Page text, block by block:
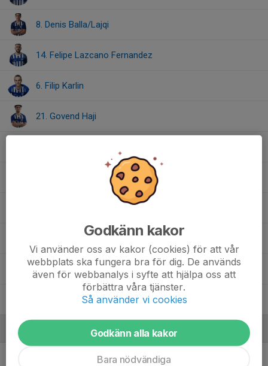
8. Denis Balla/Lajqi
14. Felipe Lazcano Fernandez
6. Filip Karlin
21. Govend Haji
16. Kid Bergqvist Månskär
Raman Nerwai
18. Tim Johansson
12. Tim Kenty
Ledare
Gustav BackelundMålvaktstränare
Godkänn kakor
Vi använder oss av kakor (cookies) för att vår
webbplats ska fungera bra för dig. De används
även för webbanalys i syfte att hjälpa oss att
förbättra våra tjänster.
Så använder vi cookies
Godkänn alla kakor
Bara nödvändiga